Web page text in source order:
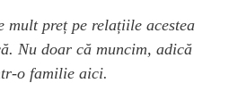
mult preț pe relațiile acestea
Nu doar că muncim, adică
o familie aici.